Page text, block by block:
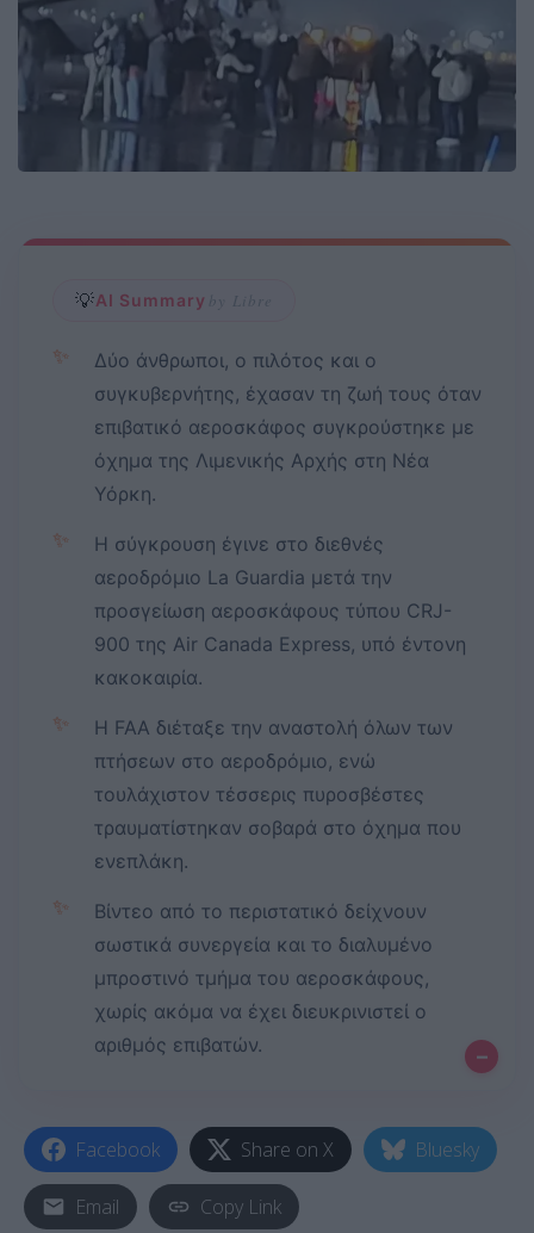
💡AI Summary by Libre
✨
Δύο άνθρωποι, ο πιλότος και ο
συγκυβερνήτης, έχασαν τη ζωή τους όταν
επιβατικό αεροσκάφος συγκρούστηκε με
όχημα της Λιμενικής Αρχής στη Νέα
Υόρκη.
✨
Η σύγκρουση έγινε στο διεθνές
αεροδρόμιο La Guardia μετά την
προσγείωση αεροσκάφους τύπου CRJ-
900 της Air Canada Express, υπό έντονη
κακοκαιρία.
✨
Η FAA διέταξε την αναστολή όλων των
πτήσεων στο αεροδρόμιο, ενώ
τουλάχιστον τέσσερις πυροσβέστες
τραυματίστηκαν σοβαρά στο όχημα που
ενεπλάκη.
✨
Βίντεο από το περιστατικό δείχνουν
σωστικά συνεργεία και το διαλυμένο
μπροστινό τμήμα του αεροσκάφους,
χωρίς ακόμα να έχει διευκρινιστεί ο
αριθμός επιβατών.
–
Facebook Share on X Bluesky
Email Copy Link